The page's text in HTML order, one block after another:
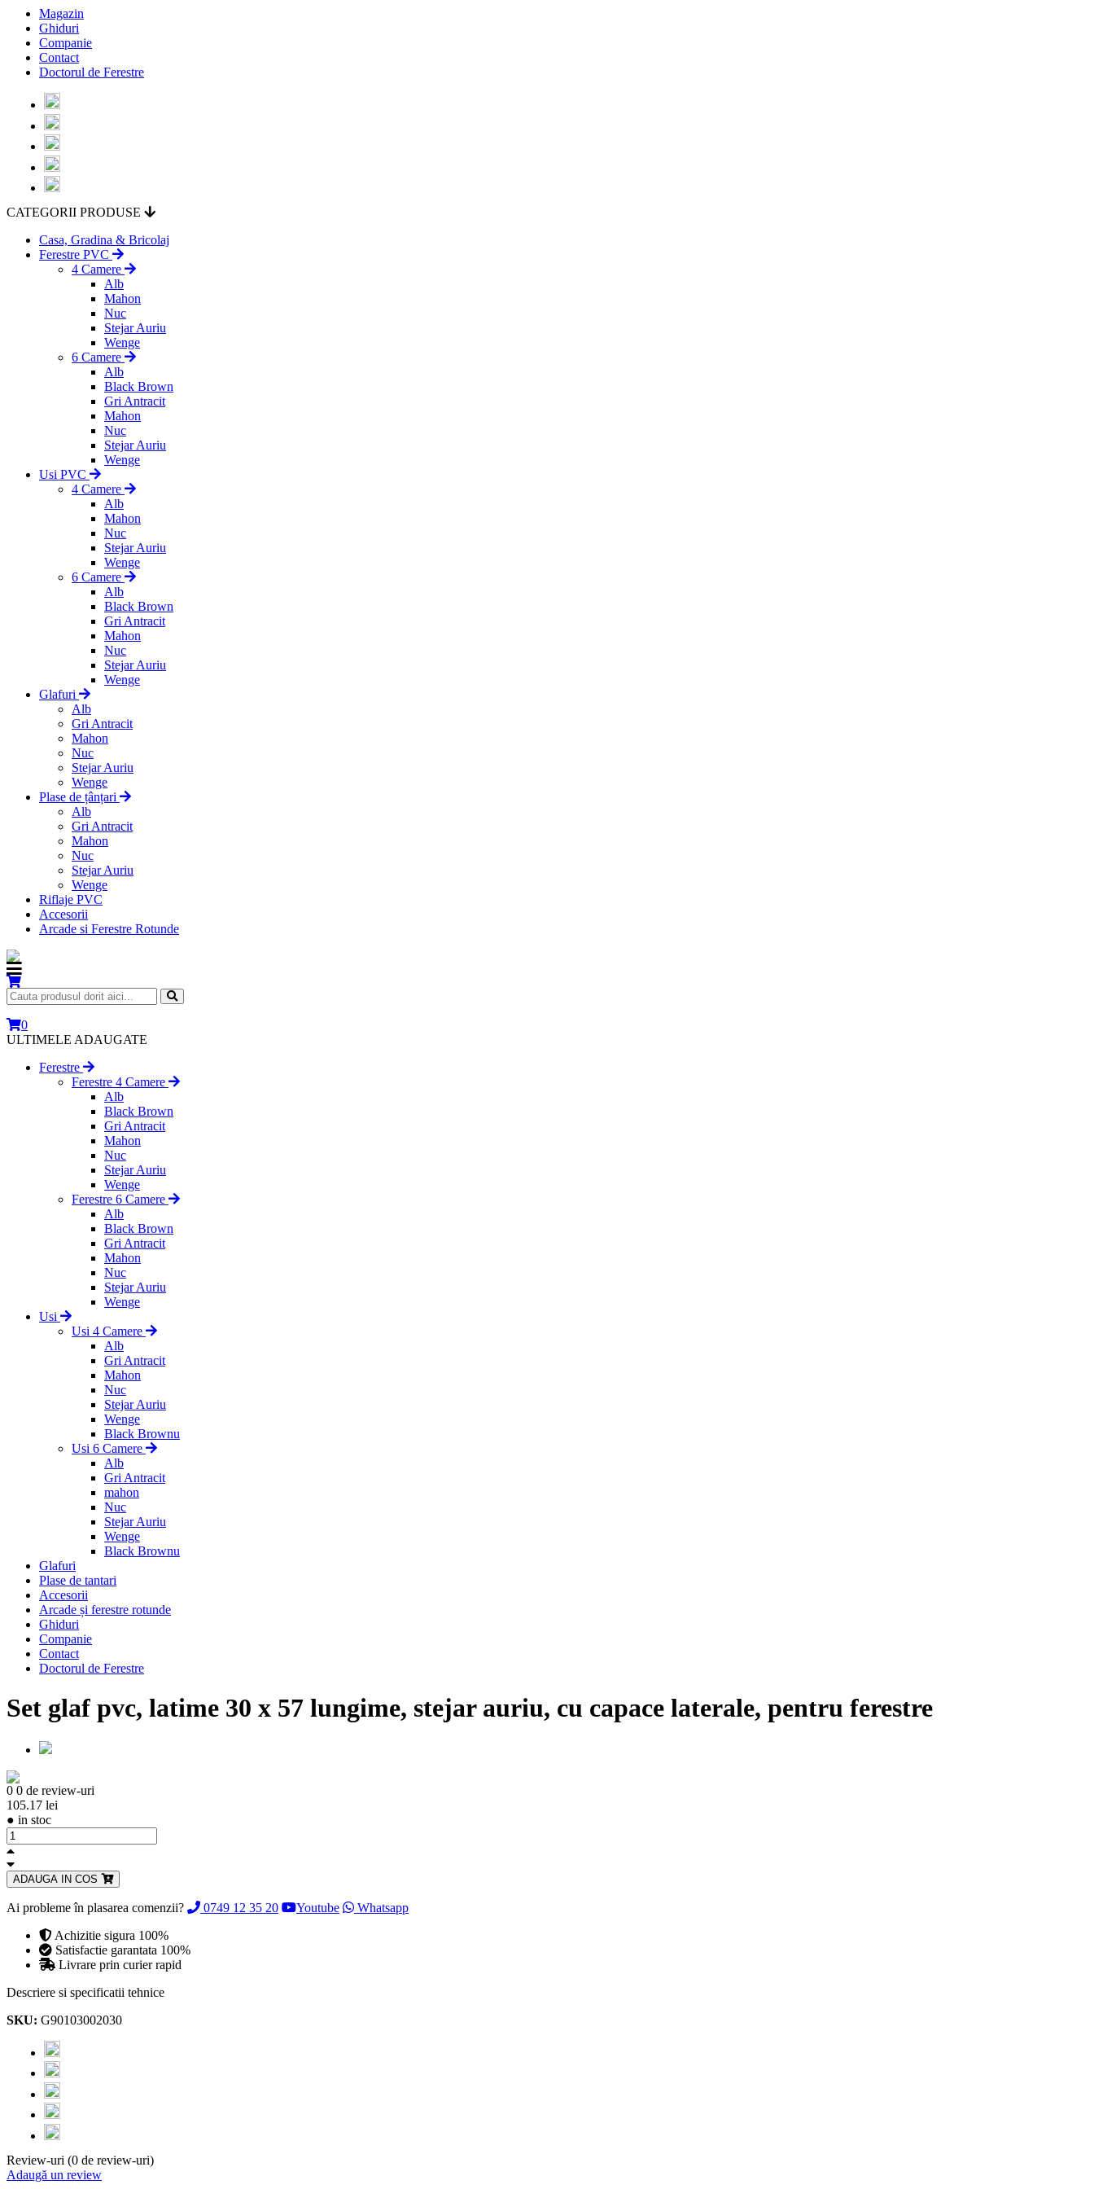
Magazin
Ghiduri
Companie
Contact
Doctorul de Ferestre
CATEGORII PRODUSE
Casa, Gradina & Bricolaj
Ferestre PVC
4 Camere
Alb
Mahon
Nuc
Stejar Auriu
Wenge
6 Camere
Alb
Black Brown
Gri Antracit
Mahon
Nuc
Stejar Auriu
Wenge
Usi PVC
4 Camere
Alb
Mahon
Nuc
Stejar Auriu
Wenge
6 Camere
Alb
Black Brown
Gri Antracit
Mahon
Nuc
Stejar Auriu
Wenge
Glafuri
Alb
Gri Antracit
Mahon
Nuc
Stejar Auriu
Wenge
Plase de țânțari
Alb
Gri Antracit
Mahon
Nuc
Stejar Auriu
Wenge
Riflaje PVC
Accesorii
Arcade si Ferestre Rotunde
0
ULTIMELE ADAUGATE
Ferestre
Ferestre 4 Camere
Alb
Black Brown
Gri Antracit
Mahon
Nuc
Stejar Auriu
Wenge
Ferestre 6 Camere
Alb
Black Brown
Gri Antracit
Mahon
Nuc
Stejar Auriu
Wenge
Usi
Usi 4 Camere
Alb
Gri Antracit
Mahon
Nuc
Stejar Auriu
Wenge
Black Brownu
Usi 6 Camere
Alb
Gri Antracit
mahon
Nuc
Stejar Auriu
Wenge
Black Brownu
Glafuri
Plase de tantari
Accesorii
Arcade și ferestre rotunde
Ghiduri
Companie
Contact
Doctorul de Ferestre
Set glaf pvc, latime 30 x 57 lungime, stejar auriu, cu capace laterale, pentru ferestre
0 0 de review-uri
105.17 lei
● in stoc
ADAUGA IN COS
Ai probleme în plasarea comenzii? 0749 12 35 20 Youtube
Whatsapp
Achizitie sigura 100%
Satisfactie garantata 100%
Livrare prin curier rapid
Descriere si specificatii tehnice
SKU: G90103002030
Review-uri (0 de review-uri)
Adaugă un review